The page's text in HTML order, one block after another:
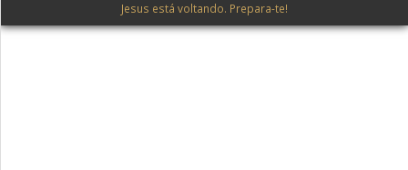
Jesus está voltando. Prepara-te!